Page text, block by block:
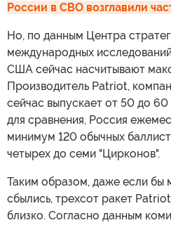
России в СВО возглавили
Но, по данным Центра
международных
США сейчас насчитывают
Производитель Patriot,
сейчас выпускает от 50 до
для сравнения, Россия
минимум 120 обычных
четырех до семи "Цирконов".
Таким образом, даже если бы
сбылись, трехсот ракет
близко. Согласно данным